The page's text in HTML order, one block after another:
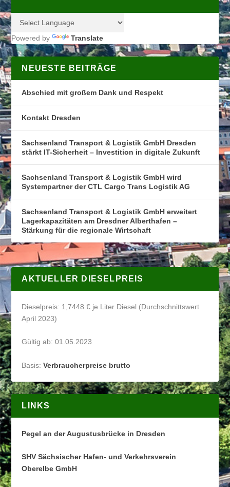
Powered by Translate
NEUESTE BEITRÄGE
Abschied mit großem Dank und Respekt
Kontakt Dresden
Sachsenland Transport & Logistik GmbH Dresden
stärkt IT-Sicherheit – Investition in digitale Zukunft
Sachsenland Transport & Logistik GmbH wird
Systempartner der CTL Cargo Trans Logistik AG
Sachsenland Transport & Logistik GmbH erweitert
Lagerkapazitäten am Dresdner Alberthafen –
Stärkung für die regionale Wirtschaft
AKTUELLER DIESELPREIS
Dieselpreis: 1,7448 € je Liter Diesel (Durchschnittswert
April 2023)
Gültig ab: 01.05.2023
Basis:Verbraucherpreise brutto
LINKS
Pegel an der Augustusbrücke in Dresden
SHV Sächsischer Hafen- und Verkehrsverein
Oberelbe GmbH